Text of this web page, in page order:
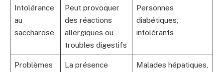
Intolérance
au
saccharose
Peut provoquer
des réactions
allergiques ou
troubles digestifs
Personnes
diabétiques,
intolérants
Problèmes
La présence
Malades hépatiques,